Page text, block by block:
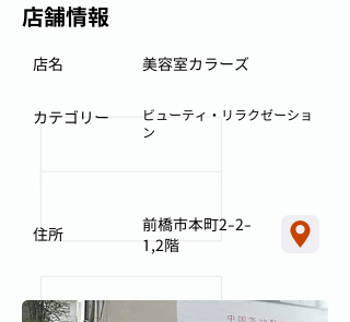
店舗情報
美容室カラーズ
店名
ビューティ・リラクゼーショ
ン
カテゴリー
前橋市本町2-2-
1,2階
住所